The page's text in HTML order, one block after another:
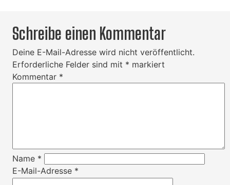
Schreibe einen Kommentar
Deine E-Mail-Adresse wird nicht veröffentlicht.
Erforderliche Felder sind mit * markiert
Kommentar *
Name *
E-Mail-Adresse *